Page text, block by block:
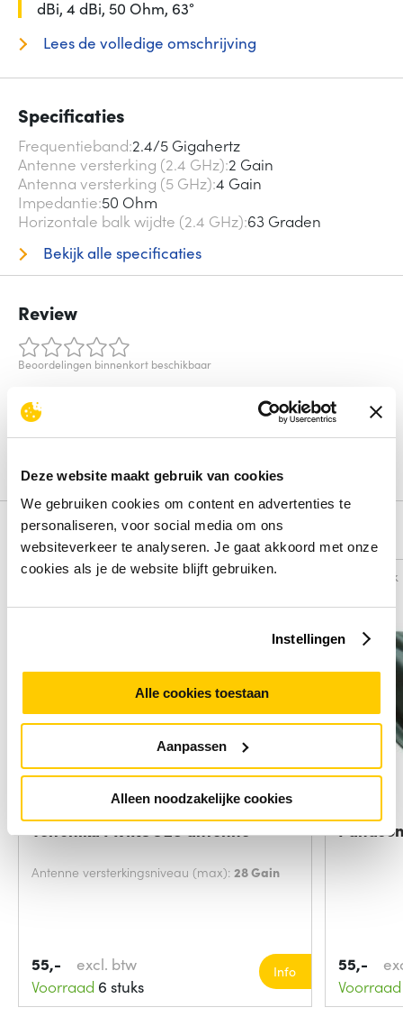
Deze website maakt gebruik van cookies
We gebruiken cookies om content en advertenties te
personaliseren, voor social media om ons
websiteverkeer te analyseren. Je gaat akkoord met onze
cookies als je de website blijft gebruiken.
Instellingen
Alle cookies toestaan
Aanpassen
Alleen noodzakelijke cookies
dBi, 4 dBi, 50 Ohm, 63°
Lees de volledige omschrijving
Specificaties
Frequentieband 2.4/5 Gigahertz
Antenne versterking (2.4 GHz) 2 Gain
Antenna versterking (5 GHz) 4 Gain
Impedantie 50 Ohm
Horizontale balk wijdte (2.4 GHz) 63 Graden
Bekijk alle specificaties
Review
Beoordelingen binnenkort beschikbaar
Deel je ervaring met het product door het schrijven van een
review.
Alternatieven
Vergelijk
Teltonika PR1KCO28 antenne
Antenne versterkingsniveau (max): 28 Gain
55,-
excl. btw
Voorraad 6 stuks
Info
Vergelijk
55,-
Voorraad